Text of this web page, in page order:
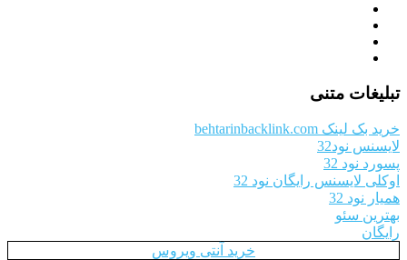
تبلیغات متنی
خرید بک لینک behtarinbacklink.com
لایسنس نود32
پسورد نود 32
اوکلی لایسنس رایگان نود 32
همیار نود 32
بهترین سئو
رایگان
خرید آنتی ویروس